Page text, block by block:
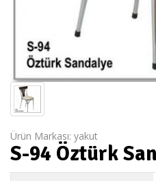
Ürün Markası: yakut
S-94 Öztürk